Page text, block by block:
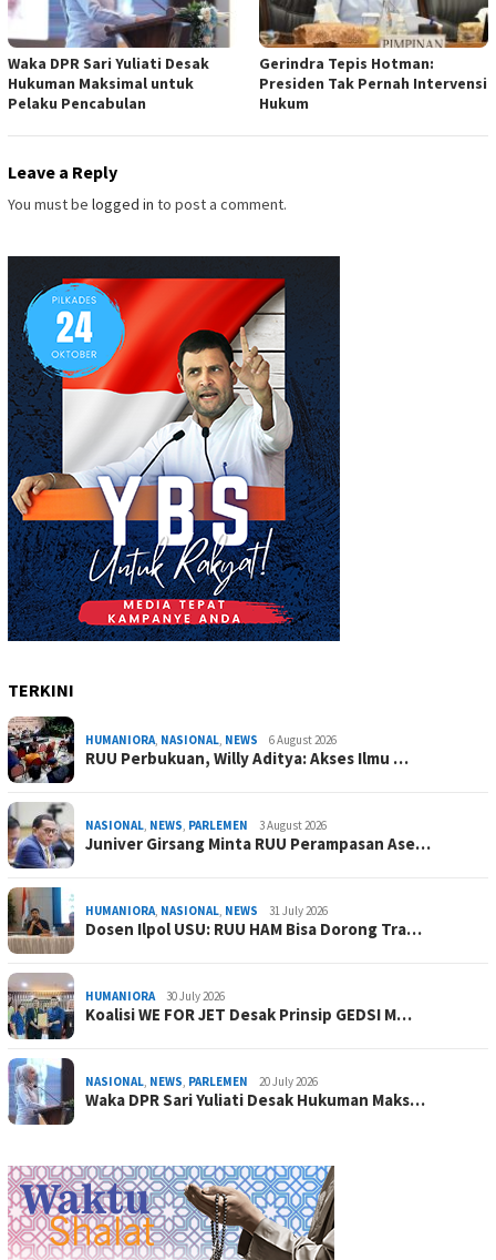
Waka DPR Sari Yuliati Desak
Hukuman Maksimal untuk
Pelaku Pencabulan
Gerindra Tepis Hotman:
Presiden Tak Pernah Intervensi
Hukum
Leave a Reply
You must be logged in to post a comment.
TERKINI
HUMANIORA, NASIONAL, NEWS 6 August 2026
RUU Perbukuan, Willy Aditya: Akses Ilmu …
NASIONAL, NEWS, PARLEMEN 3 August 2026
Juniver Girsang Minta RUU Perampasan Ase…
HUMANIORA, NASIONAL, NEWS 31 July 2026
Dosen Ilpol USU: RUU HAM Bisa Dorong Tra…
HUMANIORA 30 July 2026
Koalisi WE FOR JET Desak Prinsip GEDSI M…
NASIONAL, NEWS, PARLEMEN 20 July 2026
Waka DPR Sari Yuliati Desak Hukuman Maks…